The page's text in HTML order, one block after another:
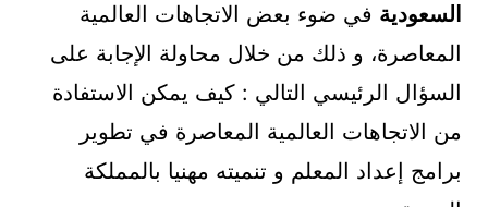
السعودية في ضوء بعض الاتجاهات العالمية
المعاصرة، و ذلك من خلال محاولة الإجابة على
السؤال الرئيسي التالي : كيف يمكن الاستفادة
من الاتجاهات العالمية المعاصرة في تطوير
برامج إعداد المعلم و تنميته مهنيا بالمملكة